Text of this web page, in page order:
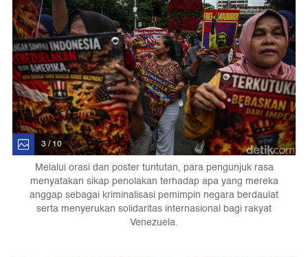
3 / 10
Melalui orasi dan poster tuntutan, para pengunjuk rasa
menyatakan sikap penolakan terhadap apa yang mereka
anggap sebagai kriminalisasi pemimpin negara berdaulat
serta menyerukan solidaritas internasional bagi rakyat
Venezuela.